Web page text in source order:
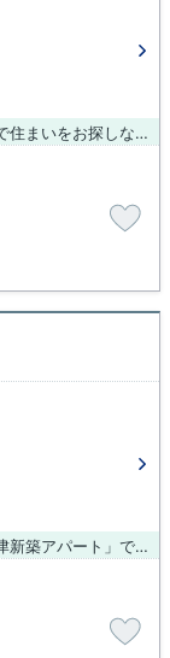
こだわりで選びたい方におすすめ。あま市エリアで住まいをお探しなら「（仮）あま市下萱津新築アパート」。こちらの物件はアパートです。住まい探しをするなら、新川橋近くはいかがですか。inazawa@bluebox.co.jpにてブルーボックス 稲沢支店にご連絡下さい。お客様のこだわりやニーズに合わせた物件のご紹介をいたします。
ぜひ一度見ていただきたい、「（仮）あま市下萱津新築アパート」です。住みやすさが満載でイチオシのアパートはこちらです。ブルーボックス 稲沢支店では、お客様が安心して暮らせる物件の提供ができるよう努めております。ぜひ一度ご覧ください。